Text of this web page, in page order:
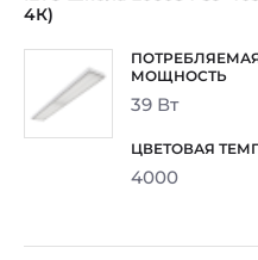
4К)
39 Вт
4000